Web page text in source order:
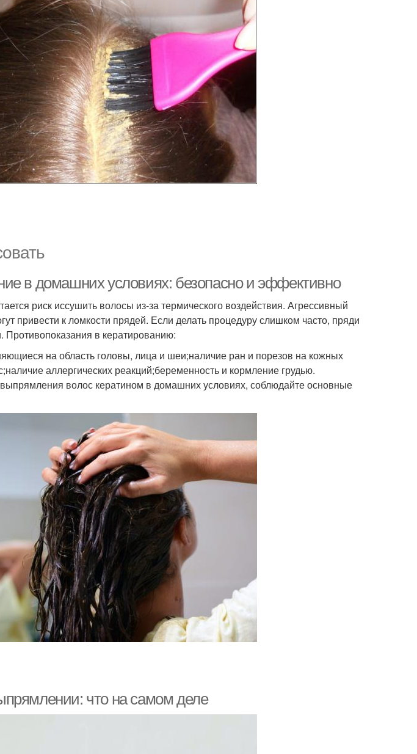
в домашних условиях: безопасно и эффективно
риск иссушить волосы из-за термического воздействия. Агрессивный
привести к ломкости прядей. Если делать процедуру слишком часто, пряди
в кератированию:
на область головы, лица и шеи;наличие ран и порезов на кожных
аллергических реакций;беременность и кормление грудью.
волос кератином в домашних условиях, соблюдайте основные
что на самом деле